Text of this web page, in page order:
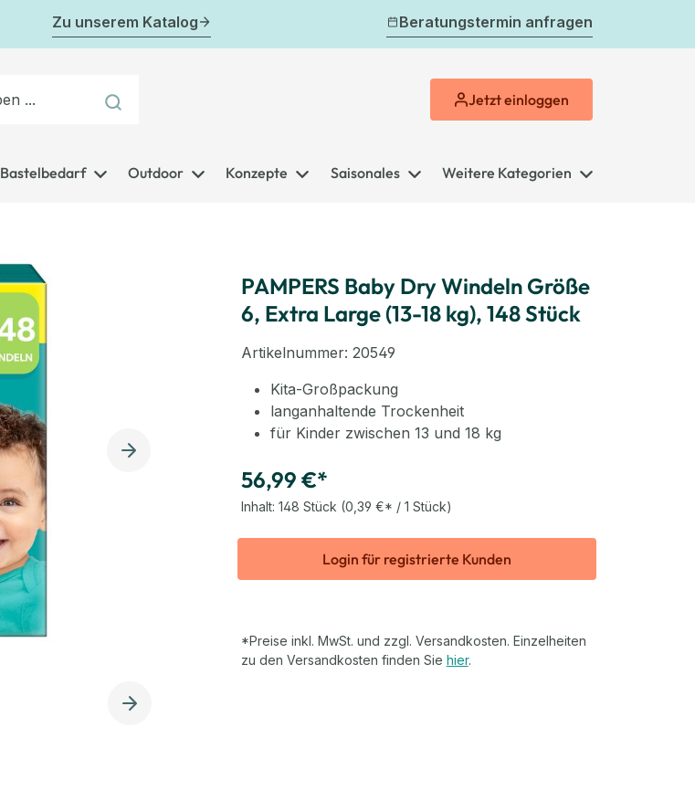
Zu unserem Katalog Beratungstermin anfragen
Jetzteinloggen
Bastelbedarf Outdoor Konzepte Saisonales Weitere Kategorien
PAMPERS Baby Dry Windeln Größe
6, Extra Large (13-18 kg), 148 Stück
Artikelnummer: 20549
Kita-Großpackung
langanhaltende Trockenheit
für Kinder zwischen 13 und 18 kg
56,99 €*
Inhalt: 148 Stück (0,39 €* / 1 Stück)
Login für registrierte Kunden
*Preise inkl. MwSt. und zzgl. Versandkosten. Einzelheiten
zu den Versandkosten finden Sie hier.